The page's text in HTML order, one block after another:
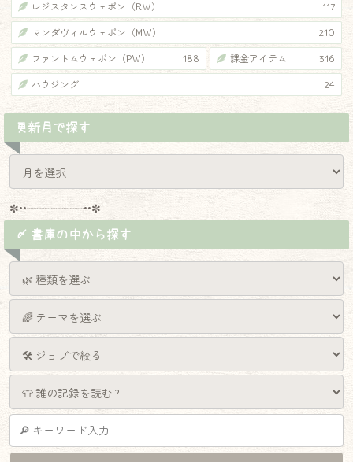
レジスタンスウェポン（RW） 117
マンダヴィルウェポン（MW） 210
ファントムウェポン（PW） 188 課金アイテム 316
ハウジング 24
更新月で探す
✼••┈┈┈┈┈┈┈┈┈••✼
〆 書庫の中から探す